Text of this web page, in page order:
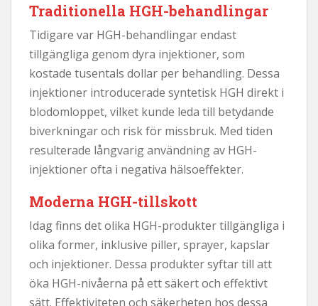
Traditionella HGH-behandlingar
Tidigare var HGH-behandlingar endast
tillgängliga genom dyra injektioner, som
kostade tusentals dollar per behandling. Dessa
injektioner introducerade syntetisk HGH direkt i
blodomloppet, vilket kunde leda till betydande
biverkningar och risk för missbruk. Med tiden
resulterade långvarig användning av HGH-
injektioner ofta i negativa hälsoeffekter.
Moderna HGH-tillskott
Idag finns det olika HGH-produkter tillgängliga i
olika former, inklusive piller, sprayer, kapslar
och injektioner. Dessa produkter syftar till att
öka HGH-nivåerna på ett säkert och effektivt
sätt. Effektiviteten och säkerheten hos dessa